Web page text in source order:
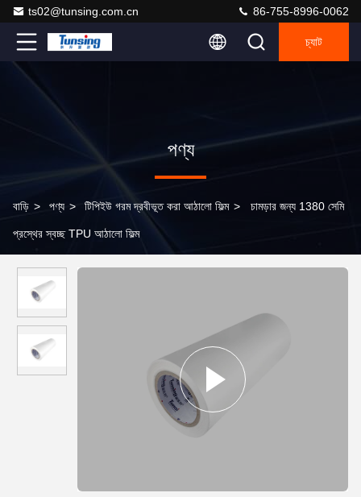
ts02@tunsing.com.cn 86-755-8996-0062
চ্যাট
পণ্য
বাড়ি > পণ্য > টিপিইউ গরম দ্রবীভূত করা আঠালো ফিল্ম > চামড়ার জন্য 1380 সেমি
প্রস্থের স্বচ্ছ TPU আঠালো ফিল্ম